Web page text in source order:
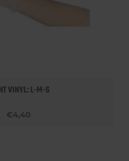
VINYL: L-M-S
€4,40